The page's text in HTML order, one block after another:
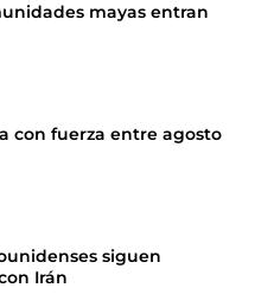
mayas entran
con fuerza entre agosto
siguen
Irán